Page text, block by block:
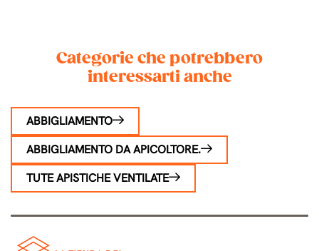
Categorie che potrebbero
interessarti anche
ABBIGLIAMENTO
ABBIGLIAMENTO DA APICOLTORE.
TUTE APISTICHE VENTILATE